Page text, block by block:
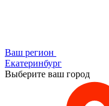
Ваш регион
Екатеринбург
Выберите ваш город